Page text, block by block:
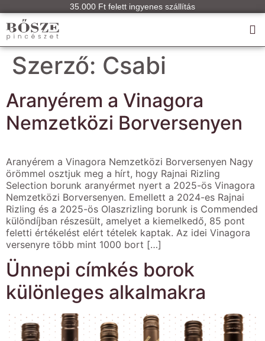
35.000 Ft felett ingyenes szállítás
Szerző: Csabi
Aranyérem a Vinagora
Nemzetközi Borversenyen
Aranyérem a Vinagora Nemzetközi Borversenyen Nagy
örömmel osztjuk meg a hírt, hogy Rajnai Rizling
Selection borunk aranyérmet nyert a 2025-ös Vinagora
Nemzetközi Borversenyen. Emellett a 2024-es Rajnai
Rizling és a 2025-ös Olaszrizling borunk is Commended
különdíjban részesült, amelyet a kiemelkedő, 85 pont
feletti értékelést elért tételek kaptak. Az idei Vinagora
versenyre több mint 1000 bort […]
Ünnepi címkés borok
különleges alkalmakra